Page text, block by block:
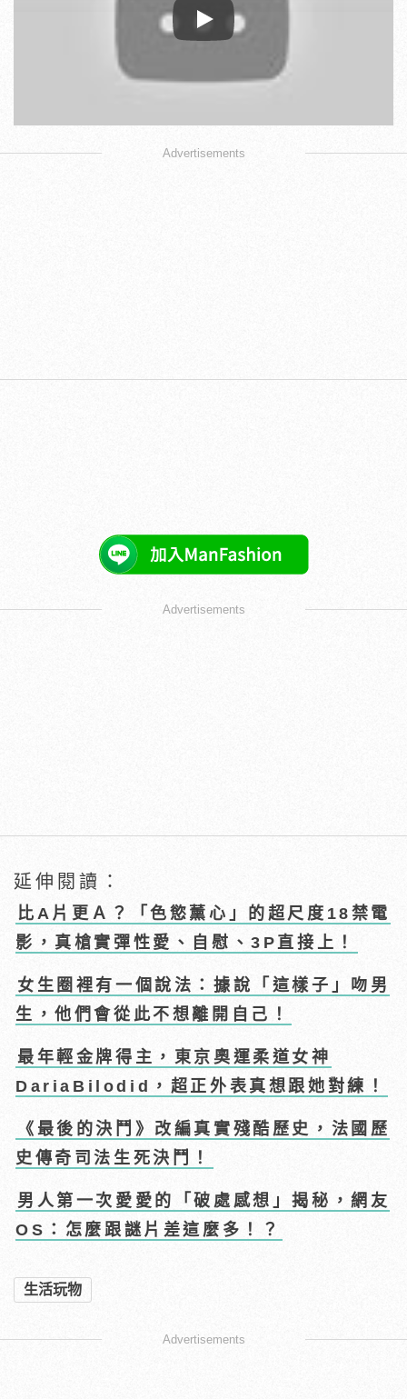
Play
Advertisements
Advertisements
延伸閱讀：
比A片更Ａ？「色慾薰心」的超尺度18禁電
影，真槍實彈性愛、自慰、3P直接上！
女生圈裡有一個說法：據說「這樣子」吻男
生，他們會從此不想離開自己！
最年輕金牌得主，東京奧運柔道女神
DariaBilodid，超正外表真想跟她對練！
《最後的決鬥》改編真實殘酷歷史，法國歷
史傳奇司法生死決鬥！
男人第一次愛愛的「破處感想」揭秘，網友
OS：怎麼跟謎片差這麼多！？
生活玩物
Advertisements